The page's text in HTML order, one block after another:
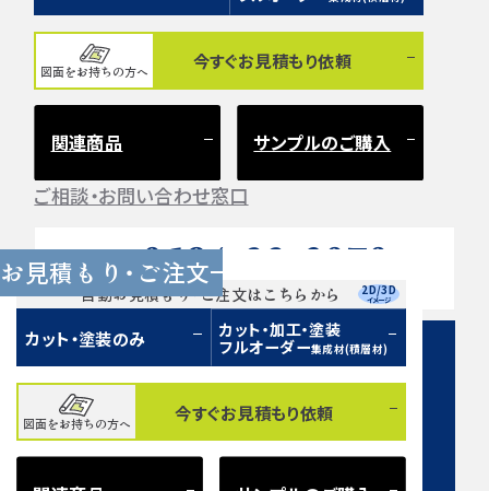
お見積もり・ご注文
自動お見積もり・ご注文はこちらから
カット・塗装のみ
カット・加工・塗装
フルオーダー集成材(積層材)
2D/3D
イメージ
図面をお持ちの方へ 今すぐお見積もり依頼
図面をお持ちの方へ 今すぐお見積もり依頼
関連商品 サンプルのご購入
ご相談・お問い合わせ窓口
Tel. 0584-33-2070
営業時間 9:00〜17:00（土日祝 定休）
お問い合わせフォーム